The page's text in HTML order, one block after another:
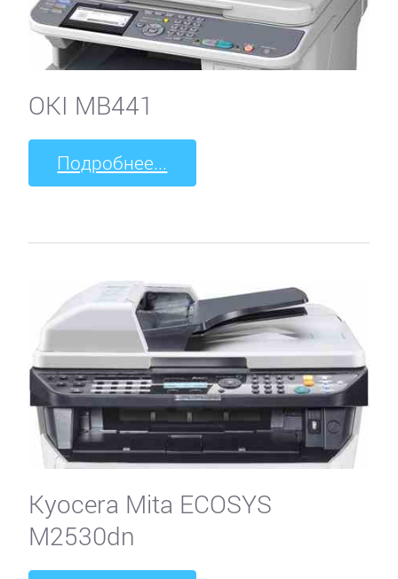
OKI MB441
Подробнее...
Kyocera Mita ECOSYS
M2530dn